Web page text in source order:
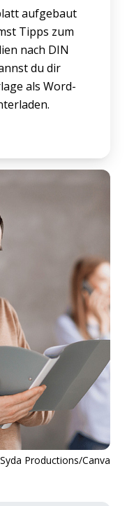
aufgebaut
Tipps zum
nach DIN
du dir
als Word-
Syda Productions/Canva